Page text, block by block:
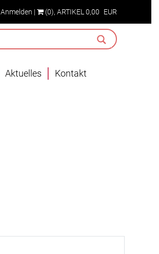
Anmelden | (0), ARTIKEL 0,00 EUR
Aktuelles Kontakt